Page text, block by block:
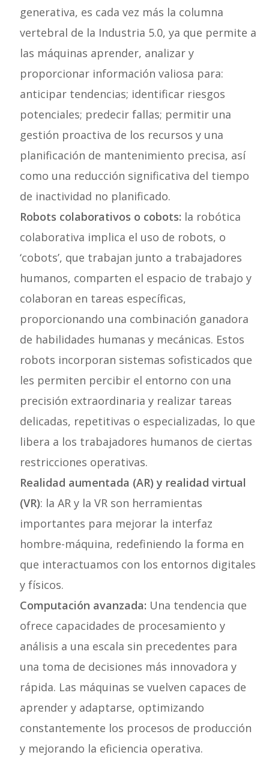
generativa, es cada vez más la columna
vertebral de la Industria 5.0, ya que permite a
las máquinas aprender, analizar y
proporcionar información valiosa para:
anticipar tendencias; identificar riesgos
potenciales; predecir fallas; permitir una
gestión proactiva de los recursos y una
planificación de mantenimiento precisa, así
como una reducción significativa del tiempo
de inactividad no planificado.
Robots colaborativos o cobots: la robótica
colaborativa implica el uso de robots, o
‘cobots’, que trabajan junto a trabajadores
humanos, comparten el espacio de trabajo y
colaboran en tareas específicas,
proporcionando una combinación ganadora
de habilidades humanas y mecánicas. Estos
robots incorporan sistemas sofisticados que
les permiten percibir el entorno con una
precisión extraordinaria y realizar tareas
delicadas, repetitivas o especializadas, lo que
libera a los trabajadores humanos de ciertas
restricciones operativas.
Realidad aumentada (AR) y realidad virtual
(VR): la AR y la VR son herramientas
importantes para mejorar la interfaz
hombre-máquina, redefiniendo la forma en
que interactuamos con los entornos digitales
y físicos.
Computación avanzada: Una tendencia que
ofrece capacidades de procesamiento y
análisis a una escala sin precedentes para
una toma de decisiones más innovadora y
rápida. Las máquinas se vuelven capaces de
aprender y adaptarse, optimizando
constantemente los procesos de producción
y mejorando la eficiencia operativa.